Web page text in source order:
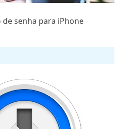
de senha para iPhone